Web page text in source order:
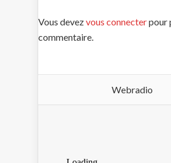
Vous devezvous connecterpour
commentaire.
Webradio